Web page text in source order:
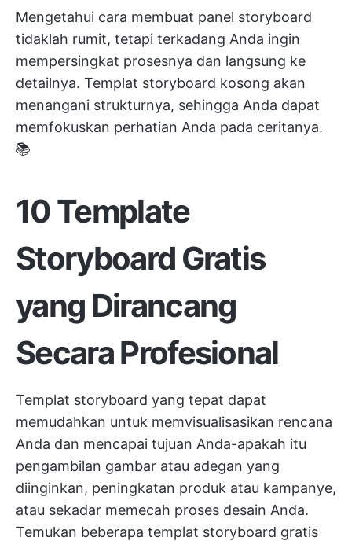
Mengetahui cara membuat panel storyboard
tidaklah rumit, tetapi terkadang Anda ingin
mempersingkat prosesnya dan langsung ke
detailnya. Templat storyboard kosong akan
menangani strukturnya, sehingga Anda dapat
memfokuskan perhatian Anda pada ceritanya.
📚
10 Template
Storyboard Gratis
yang Dirancang
Secara Profesional
Templat storyboard yang tepat dapat
memudahkan untuk memvisualisasikan rencana
Anda dan mencapai tujuan Anda-apakah itu
pengambilan gambar atau adegan yang
diinginkan, peningkatan produk atau kampanye,
atau sekadar memecah proses desain Anda.
Temukan beberapa templat storyboard gratis